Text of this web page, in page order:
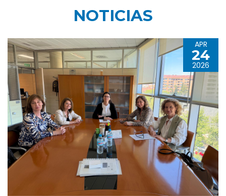
NOTICIAS
APR
24
2026